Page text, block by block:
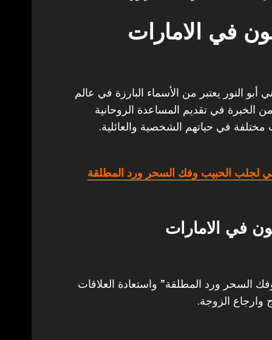
في الامارات
النور يعتبر من الأسماء البارزة في عالم
الخبرة في تقديم المساعدة الروحانية
مختلفة في حياتهم الشخصية والعائلية.
لجلب الحبيب وفك السحر ورد المطلقة
في الامارات
ورد المطلقة” واستعادة العلاقات
وارجاع الزوجة.